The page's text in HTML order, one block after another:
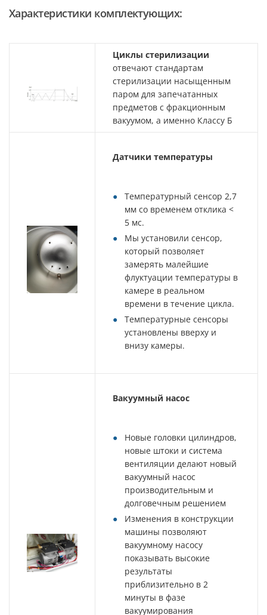
Характеристики комплектующих:
Циклы стерилизации
отвечают стандартам
стерилизации насыщенным
паром для запечатанных
предметов с фракционным
вакуумом, а именно Классу Б
Датчики температуры
Температурный сенсор 2,7
мм со временем отклика <
5 мс.
Мы установили сенсор,
который позволяет
замерять малейшие
флуктуации температуры в
камере в реальном
времени в течение цикла.
Температурные сенсоры
установлены вверху и
внизу камеры.
Вакуумный насос
Новые головки цилиндров,
новые штоки и система
вентиляции делают новый
вакуумный насос
производительным и
долговечным решением
Изменения в конструкции
машины позволяют
вакуумному насосу
показывать высокие
результаты
приблизительно в 2
минуты в фазе
вакуумирования